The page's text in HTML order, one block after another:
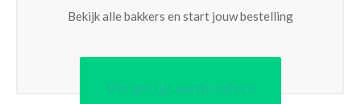
Bekijk alle bakkers en start jouw bestelling
Vergelijk aanbieders